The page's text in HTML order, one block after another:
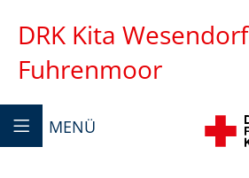
DRK Kita Wesendorf
Fuhrenmoor
MENÜ